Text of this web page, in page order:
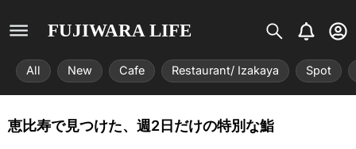
FUJIWARA LIFE
S
i
s
t
r
x
B
e
l
l
U
s
e
r
-
All New Cafe Restaurant/ Izakaya Spot
恵比寿で見つけた、週2日だけの特別な鮨